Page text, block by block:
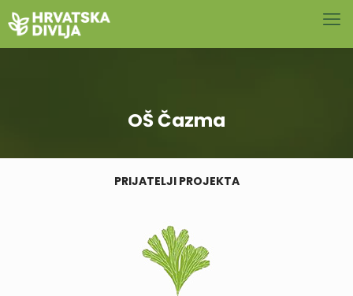
OŠ Čazma
PRIJATELJI PROJEKTA